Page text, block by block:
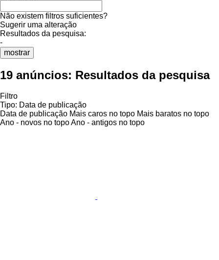
Não existem filtros suficientes?
Sugerir uma alteração
Resultados da pesquisa:
-
mostrar
19 anúncios: Resultados da pesquisa
Filtro
Tipo: Data de publicação
Data de publicação Mais caros no topo Mais baratos no topo
Ano - novos no topoAno - antigos no topo